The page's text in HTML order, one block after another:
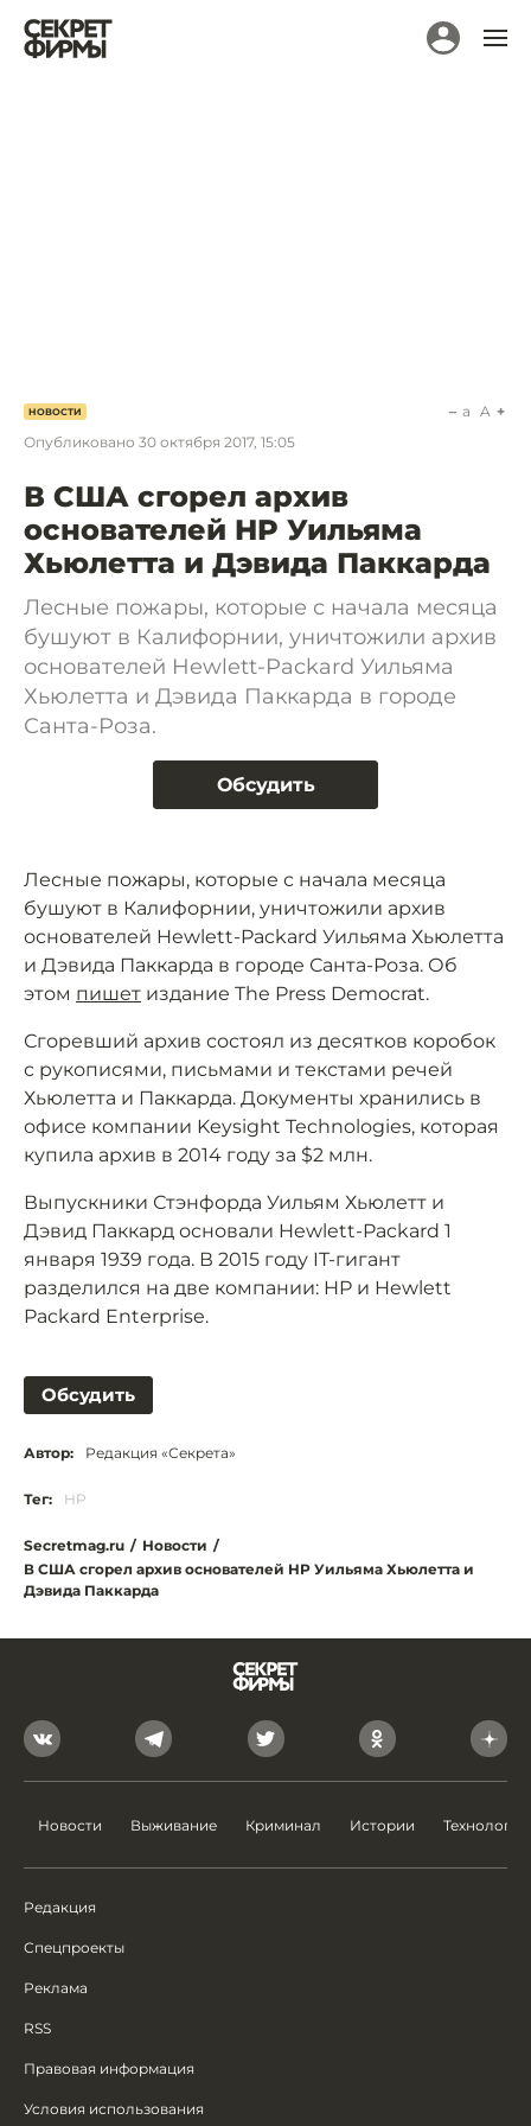
НОВОСТИ
Опубликовано 30 октября 2017, 15:05
a A
В США сгорел архив
основателей HP Уильяма
Хьюлетта и Дэвида Паккарда
Лесные пожары, которые с начала месяца
бушуют в Калифорнии, уничтожили архив
основателей Hewlett-Packard Уильяма
Хьюлетта и Дэвида Паккарда в городе
Санта-Роза.
Обсудить
Лесные пожары, которые с начала месяца
бушуют в Калифорнии, уничтожили архив
основателей Hewlett-Packard Уильяма Хьюлетта
и Дэвида Паккарда в городе Санта-Роза. Об
этом пишет издание The Press Democrat.
Сгоревший архив состоял из десятков коробок
с рукописями, письмами и текстами речей
Хьюлетта и Паккарда. Документы хранились в
офисе компании Keysight Technologies, которая
купила архив в 2014 году за $2 млн.
Выпускники Стэнфорда Уильям Хьюлетт и
Дэвид Паккард основали Hewlett-Packard 1
января 1939 года. В 2015 году IT-гигант
разделился на две компании: HP и Hewlett
Packard Enterprise.
Обсудить
Автор: Редакция «Секрета»
Тег: HP
Secretmag.ru / Новости /
В США сгорел архив основателей HP Уильяма Хьюлетта и
Дэвида Паккарда
Новости Выживание Криминал Истории Технологии
Редакция
Спецпроекты
Реклама
RSS
Правовая информация
Условия использования